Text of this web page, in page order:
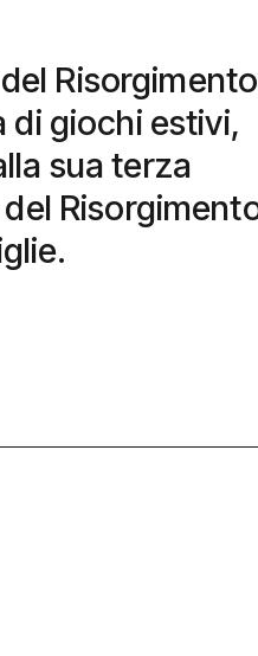
Risorgimento
di giochi estivi,
sua terza